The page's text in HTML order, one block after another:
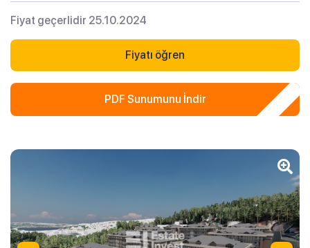
Fiyat geçerlidir 25.10.2024
Fiyatı öğren
PDF Sunumunu İndir